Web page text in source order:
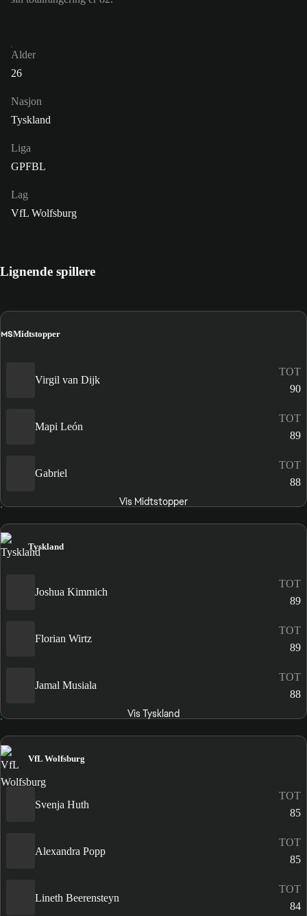
Alder
26
Nasjon
Tyskland
Liga
GPFBL
Lag
VfL Wolfsburg
Lignende spillere
MSMidtstopper
Virgil van Dijk
TOT
90
Mapi León
TOT
89
Gabriel
TOT
88
Vis Midtstopper
Tyskland
Joshua Kimmich
TOT
89
Florian Wirtz
TOT
89
Jamal Musiala
TOT
88
Vis Tyskland
VfL Wolfsburg
Svenja Huth
TOT
85
Alexandra Popp
TOT
85
Lineth Beerensteyn
TOT
84